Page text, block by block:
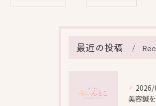
最近の投稿